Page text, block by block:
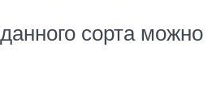
сорта можно